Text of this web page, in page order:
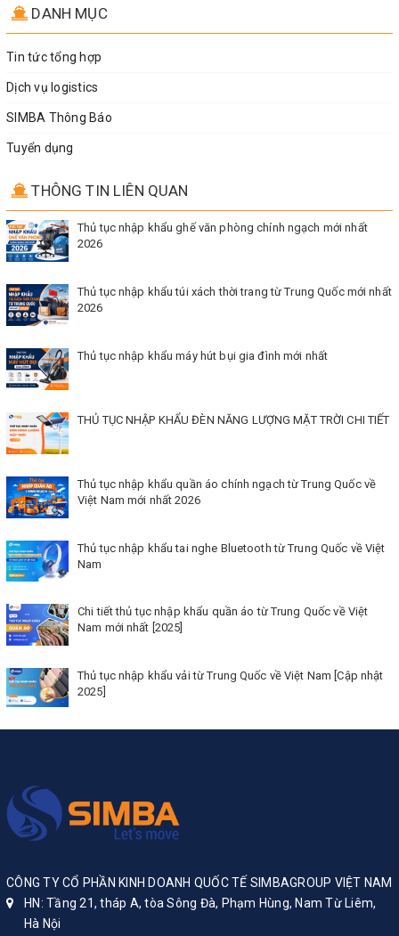
DANH MỤC
Tin tức tổng hợp
Dịch vụ logistics
SIMBA Thông Báo
Tuyển dụng
THÔNG TIN LIÊN QUAN
Thủ tục nhập khẩu ghế văn phòng chính ngạch mới nhất
2026
Thủ tục nhập khẩu túi xách thời trang từ Trung Quốc mới nhất
2026
Thủ tục nhập khẩu máy hút bụi gia đình mới nhất
THỦ TỤC NHẬP KHẨU ĐÈN NĂNG LƯỢNG MẶT TRỜI CHI TIẾT
Thủ tục nhập khẩu quần áo chính ngạch từ Trung Quốc về
Việt Nam mới nhất 2026
Thủ tục nhập khẩu tai nghe Bluetooth từ Trung Quốc về Việt
Nam
Chi tiết thủ tục nhập khẩu quần áo từ Trung Quốc về Việt
Nam mới nhất [2025]
Thủ tục nhập khẩu vải từ Trung Quốc về Việt Nam [Cập nhật
2025]
CÔNG TY CỔ PHẦN KINH DOANH QUỐC TẾ SIMBAGROUP VIỆT NAM
HN: Tầng 21, tháp A, tòa Sông Đà, Phạm Hùng, Nam Từ Liêm,
Hà Nội